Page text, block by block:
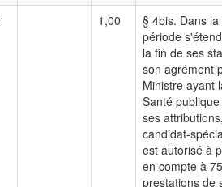
1,00
§ 4bis. Dans la
période
la fin de ses
son agrément
Ministre ayant
Santé
ses
candidat-
est autorisé à
en compte à
prestations de